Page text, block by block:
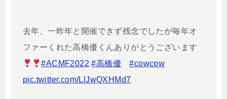
去年、一昨年と開催できず残念でしたが毎年オ
ファーくれた高橋優くんありがとうございます
#ACMF2022 #高橋優
#cowcow
pic.twitter.com/LlJwQXHMd7